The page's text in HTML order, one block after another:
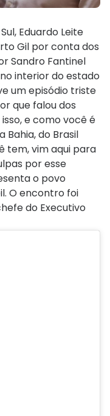
Eduardo Leite
Gil por conta dos
Sandro Fantinel
interior do estado
um episódio triste
que falou dos
e como você é
do Brasil
tem, vim aqui para
por esse
o povo
O encontro foi
do Executivo